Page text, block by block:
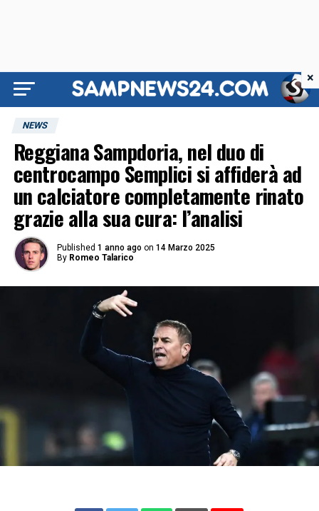
NEWS
Reggiana Sampdoria, nel duo di
centrocampo Semplici si affiderà ad
un calciatore completamente rinato
grazie alla sua cura: l’analisi
Published 1 anno ago on 14 Marzo 2025
By Romeo Talarico
×